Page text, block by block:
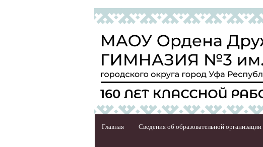
Главная Сведения об образовательной организации